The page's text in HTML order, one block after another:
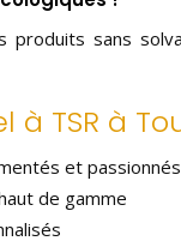
produits sans
à TSR à
et passionnés
de gamme